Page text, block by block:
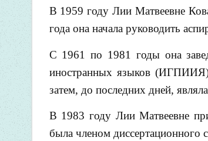
В 1959 году Лии Матвеевне
года она начала руководить
С 1961 по 1981 годы она
иностранных языков
затем, до последних дней,
В 1983 году Лии Матвеевне
была членом диссертационного